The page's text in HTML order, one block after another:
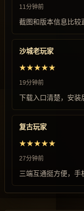
11分钟前
截图和版本信息比较
沙城老玩家
★★★★★
19分钟前
下载入口清楚，安装
复古玩家
★★★★★
27分钟前
三端互通挺方便，手